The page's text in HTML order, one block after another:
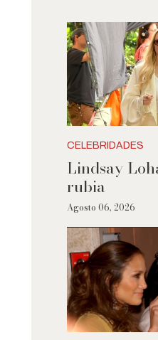
CELEBRIDADES
Lindsay
rubia
Agosto 06, 2026